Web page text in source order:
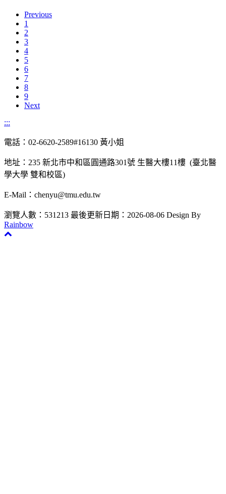
Previous
1
2
3
4
5
6
7
8
9
Next
:::
電話：02-6620-2589#16130 黃小姐
地址：235 新北市中和區圓通路301號 生醫大樓11樓 (臺北醫
學大學 雙和校區)
E-Mail：chenyu@tmu.edu.tw
瀏覽人數：531213 最後更新日期：2026-08-06 Design By
Rainbow